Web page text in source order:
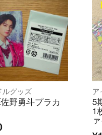
いの場合、重複している
ので、雨の際に使用した
なります。
売を行っています。
商品画像をご覧ください。
ルグッズ
野勇斗プラカ
ア
5
1